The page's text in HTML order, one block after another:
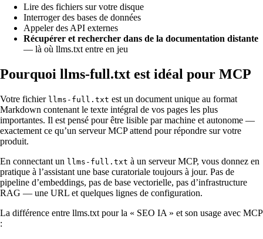
Lire des fichiers sur votre disque
Interroger des bases de données
Appeler des API externes
Récupérer et rechercher dans de la documentation distante
— là où llms.txt entre en jeu
Pourquoi llms-full.txt est idéal pour MCP
Votre fichier llms-full.txt est un document unique au format
Markdown contenant le texte intégral de vos pages les plus
importantes. Il est pensé pour être lisible par machine et autonome —
exactement ce qu’un serveur MCP attend pour répondre sur votre
produit.
En connectant un llms-full.txt à un serveur MCP, vous donnez en
pratique à l’assistant une base curatoriale toujours à jour. Pas de
pipeline d’embeddings, pas de base vectorielle, pas d’infrastructure
RAG — une URL et quelques lignes de configuration.
La différence entre llms.txt pour la « SEO IA » et son usage avec MCP
: